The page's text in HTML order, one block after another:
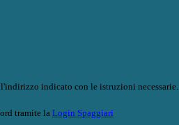
indicato con le istruzioni necessarie.
tramite la Login Spaggiari